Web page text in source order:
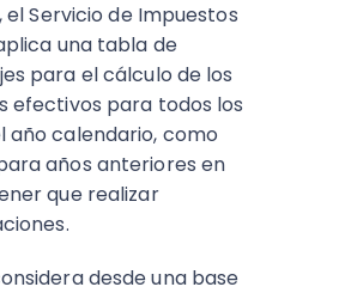
Servicio de Impuestos
una tabla de
para el cálculo de los
efectivos para todos los
año calendario, como
años anteriores en
que realizar
desde una base